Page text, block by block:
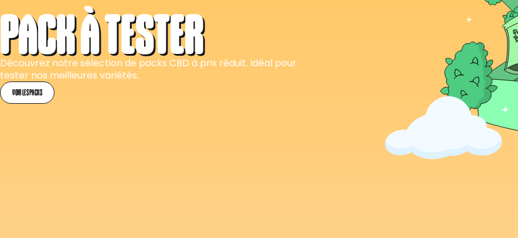
PACK À TESTER
Découvrez notre sélection de packs CBD à prix réduit. Idéal pour
tester nos meilleures variétés.
VOIR LES PACKS